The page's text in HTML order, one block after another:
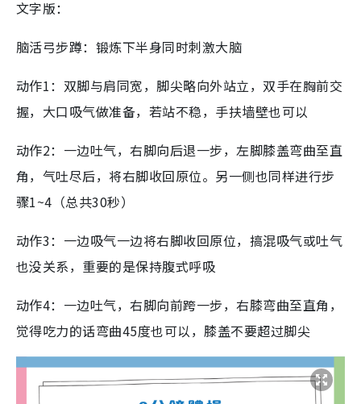
文字版：
脑活弓步蹲：锻炼下半身同时刺激大脑
动作1：双脚与肩同宽，脚尖略向外站立，双手在胸前交
握，大口吸气做准备，若站不稳，手扶墙壁也可以
动作2：一边吐气，右脚向后退一步，左脚膝盖弯曲至直
角，气吐尽后，将右脚收回原位。另一侧也同样进行步
骤1~4（总共30秒）
动作3：一边吸气一边将右脚收回原位，搞混吸气或吐气
也没关系，重要的是保持腹式呼吸
动作4：一边吐气，右脚向前跨一步，右膝弯曲至直角，
觉得吃力的话弯曲45度也可以，膝盖不要超过脚尖